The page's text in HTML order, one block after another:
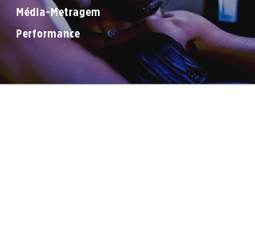
Média-Metragem
Performance